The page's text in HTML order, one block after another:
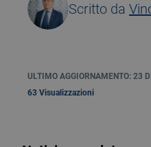
Scritto da
ULTIMO AGGIORNAMENTO: 23
63 Visualizzazioni